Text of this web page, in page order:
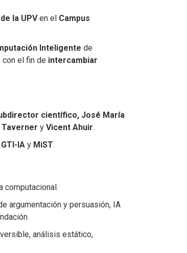
la UPVen el Campus
Inteligente de
con el fin de intercambiar
científico, José María
Taverner y Vicent Ahuir.
GTI-IA y MiST.
computacional.
argumentación y persuasión, IA
análisis estático,